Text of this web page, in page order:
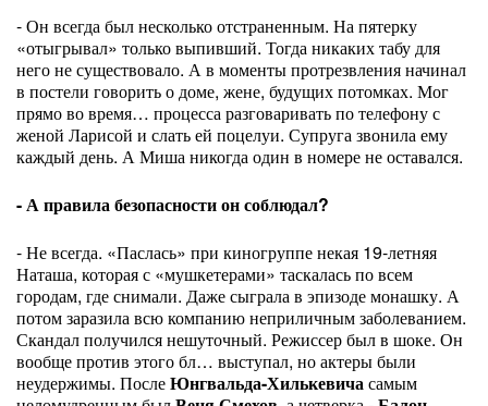
- Он всегда был несколько отстраненным. На пятерку
«отыгрывал» только выпивший. Тогда никаких табу для
него не существовало. А в моменты протрезвления начинал
в постели говорить о доме, жене, будущих потомках. Мог
прямо во время… процесса разговаривать по телефону с
женой Ларисой и слать ей поцелуи. Супруга звонила ему
каждый день. А Миша никогда один в номере не оставался.
- А правила безопасности он соблюдал?
- Не всегда. «Паслась» при киногруппе некая 19-летняя
Наташа, которая с «мушкетерами» таскалась по всем
городам, где снимали. Даже сыграла в эпизоде монашку. А
потом заразила всю компанию неприличным заболеванием.
Скандал получился нешуточный. Режиссер был в шоке. Он
вообще против этого бл… выступал, но актеры были
неудержимы. ПослеЮнгвальда-Хилькевичасамым